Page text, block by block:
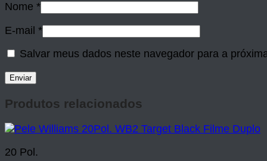
Nome *
E-mail *
Salvar meus dados neste navegador para a
Produtos relacionados
20 Pol.